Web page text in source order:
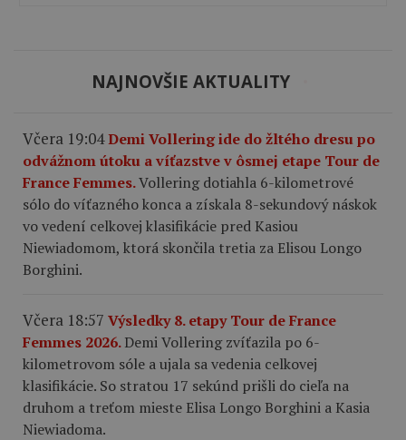
NAJNOVŠIE AKTUALITY
Včera 19:04Demi Vollering ide do žltého dresu po
odvážnom útoku a víťazstve v ôsmej etape Tour de
France Femmes.Vollering dotiahla 6-kilometrové
sólo do víťazného konca a získala 8-sekundový náskok
vo vedení celkovej klasifikácie pred Kasiou
Niewiadomom, ktorá skončila tretia za Elisou Longo
Borghini.
Včera 18:57 Výsledky 8. etapy Tour de France
Femmes 2026.Demi Vollering zvíťazila po 6-
kilometrovom sóle a ujala sa vedenia celkovej
klasifikácie. So stratou 17 sekúnd prišli do cieľa na
druhom a treťom mieste Elisa Longo Borghini a Kasia
Niewiadoma.